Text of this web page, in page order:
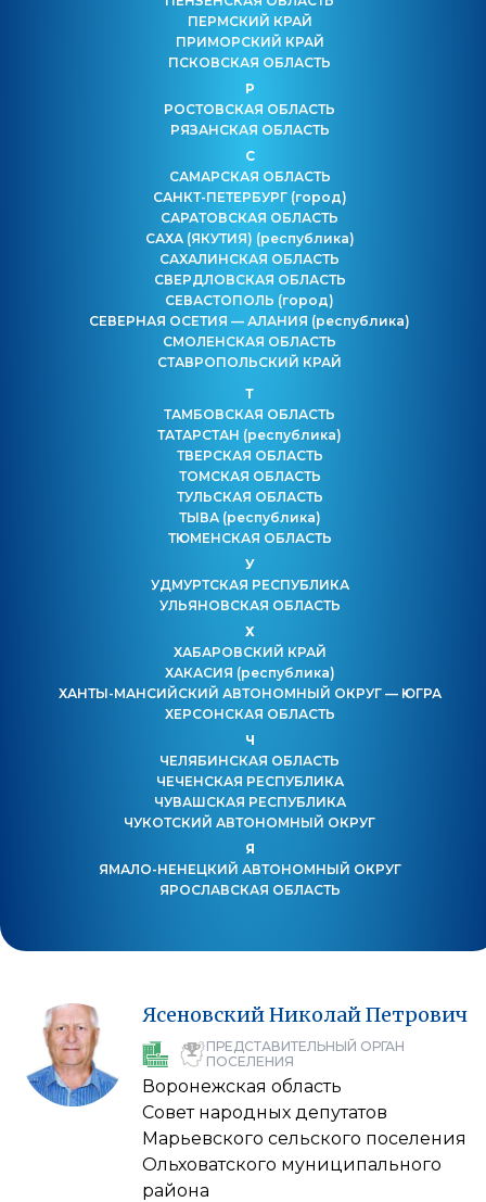
ПЕРМСКИЙ КРАЙ
ПРИМОРСКИЙ КРАЙ
ПСКОВСКАЯ ОБЛАСТЬ
Р
РОСТОВСКАЯ ОБЛАСТЬ
РЯЗАНСКАЯ ОБЛАСТЬ
С
САМАРСКАЯ ОБЛАСТЬ
САНКТ-ПЕТЕРБУРГ (город)
САРАТОВСКАЯ ОБЛАСТЬ
САХА (ЯКУТИЯ) (республика)
САХАЛИНСКАЯ ОБЛАСТЬ
СВЕРДЛОВСКАЯ ОБЛАСТЬ
СЕВАСТОПОЛЬ (город)
СЕВЕРНАЯ ОСЕТИЯ — АЛАНИЯ (республика)
СМОЛЕНСКАЯ ОБЛАСТЬ
СТАВРОПОЛЬСКИЙ КРАЙ
Т
ТАМБОВСКАЯ ОБЛАСТЬ
ТАТАРСТАН (республика)
ТВЕРСКАЯ ОБЛАСТЬ
ТОМСКАЯ ОБЛАСТЬ
ТУЛЬСКАЯ ОБЛАСТЬ
ТЫВА (республика)
ТЮМЕНСКАЯ ОБЛАСТЬ
У
УДМУРТСКАЯ РЕСПУБЛИКА
УЛЬЯНОВСКАЯ ОБЛАСТЬ
Х
ХАБАРОВСКИЙ КРАЙ
ХАКАСИЯ (республика)
ХАНТЫ-МАНСИЙСКИЙ АВТОНОМНЫЙ ОКРУГ — ЮГРА
ХЕРСОНСКАЯ ОБЛАСТЬ
Ч
ЧЕЛЯБИНСКАЯ ОБЛАСТЬ
ЧЕЧЕНСКАЯ РЕСПУБЛИКА
ЧУВАШСКАЯ РЕСПУБЛИКА
ЧУКОТСКИЙ АВТОНОМНЫЙ ОКРУГ
Я
ЯМАЛО-НЕНЕЦКИЙ АВТОНОМНЫЙ ОКРУГ
ЯРОСЛАВСКАЯ ОБЛАСТЬ
ЯсеновскийНиколайПетрович
ПРЕДСТАВИТЕЛЬНЫЙ ОРГАН
ПОСЕЛЕНИЯ
Воронежская область
Совет народных депутатов
Марьевского сельского поселения
Ольховатского муниципального
района